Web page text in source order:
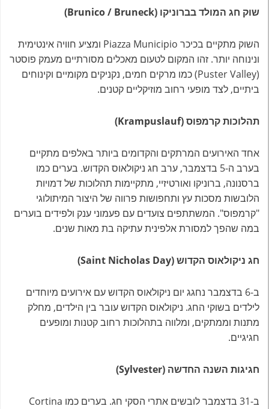
שוק חג המולד בברוניקו (Brunico / Bruneck)
השוק מתקיים בכיכר Piazza Municipio ומציע חוויה אינטימית
ונינוחה יותר. זהו המקום לטעום מאכלים מסורתיים מעמק פוסטר
(Puster Valley) כמו מרקים חמים, נקניקים מקומיים וקינוחים
ביתיים, לצד מופעי רחוב מוזיקליים קטנים.
תהלוכות קרמפוס (Krampuslauf)
אחד האירועים המרתקים והקדומים ביותר באלפים מתקיים
בערב ה-5 בדצמבר, ערב חג ניקולאוס הקדוש. בערים כמו
ברסנונה, ברוניקו ואורטיזיי, מתקיימות תהלוכות של דמויות
הלובשות מסכות עץ ותחפושות פרווה של היצור המיתולוגי
"קרמפוס". המשתתפים צועדים עם פעמוני ענק ולפידים בוערים
במה שהפך למסורת אלפינית עתיקה בת מאות שנים.
חג ניקולאוס הקדוש (Saint Nicholas Day)
ב-6 בדצמבר נחגג יום ניקולאוס הקדוש עם אירועים מיוחדים
לילדים בשוקי החג. ניקולאוס הקדוש עובר בין הילדים, מחלק
מתנות וממתקים, ומלווה בתהלוכות רחוב קטנות ומופעים
חגיגיים.
חגיגות השנה החדשה (Sylvester)
ב-31 בדצמבר לובשים אתרי הסקי חג. בערים כמו Cortina